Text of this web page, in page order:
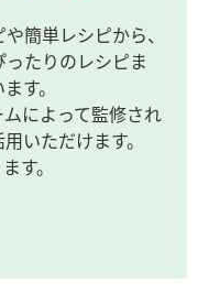
簡単レシピから、
たりのレシピま
す。
によって監修され
いただけます。
す。